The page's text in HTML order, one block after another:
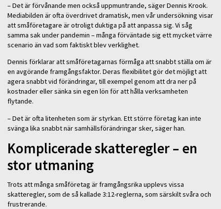
– Det är förvånande men också uppmuntrande, säger Dennis Krook.
Mediabilden är ofta överdrivet dramatisk, men vår undersökning visar
att småföretagare är otroligt duktiga på att anpassa sig. Vi såg
samma sak under pandemin – många förväntade sig ett mycket värre
scenario än vad som faktiskt blev verklighet.
Dennis förklarar att småföretagarnas förmåga att snabbt ställa om är
en avgörande framgångsfaktor. Deras flexibilitet gör det möjligt att
agera snabbt vid förändringar, till exempel genom att dra ner på
kostnader eller sänka sin egen lön för att hålla verksamheten
flytande.
– Det är ofta litenheten som är styrkan. Ett större företag kan inte
svänga lika snabbt när samhällsförändringar sker, säger han.
Komplicerade skatteregler – en
stor utmaning
Trots att många småföretag är framgångsrika upplevs vissa
skatteregler, som de så kallade 3:12-reglerna, som särskilt svåra och
frustrerande.